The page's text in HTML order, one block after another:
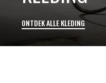
ONTDEK ALLE KLEDING